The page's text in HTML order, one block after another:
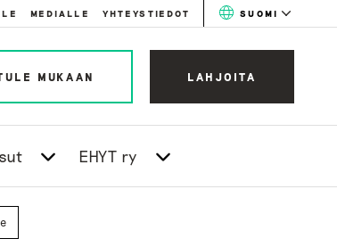
MEDIALLE YHTEYSTIEDOT SUOMI
MUKAAN LAHJOITA
EHYT ry